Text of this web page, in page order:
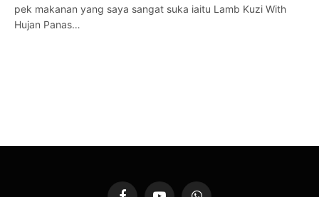
pek makanan yang saya sangat suka iaitu Lamb Kuzi With
Hujan Panas…